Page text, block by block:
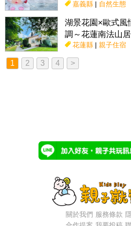
嘉義縣| 自然生態
湖景花園×歐式風
調～花蓮南法山
花蓮縣| 親子住宿
1 2 3 4 >
關於我們 服務條款